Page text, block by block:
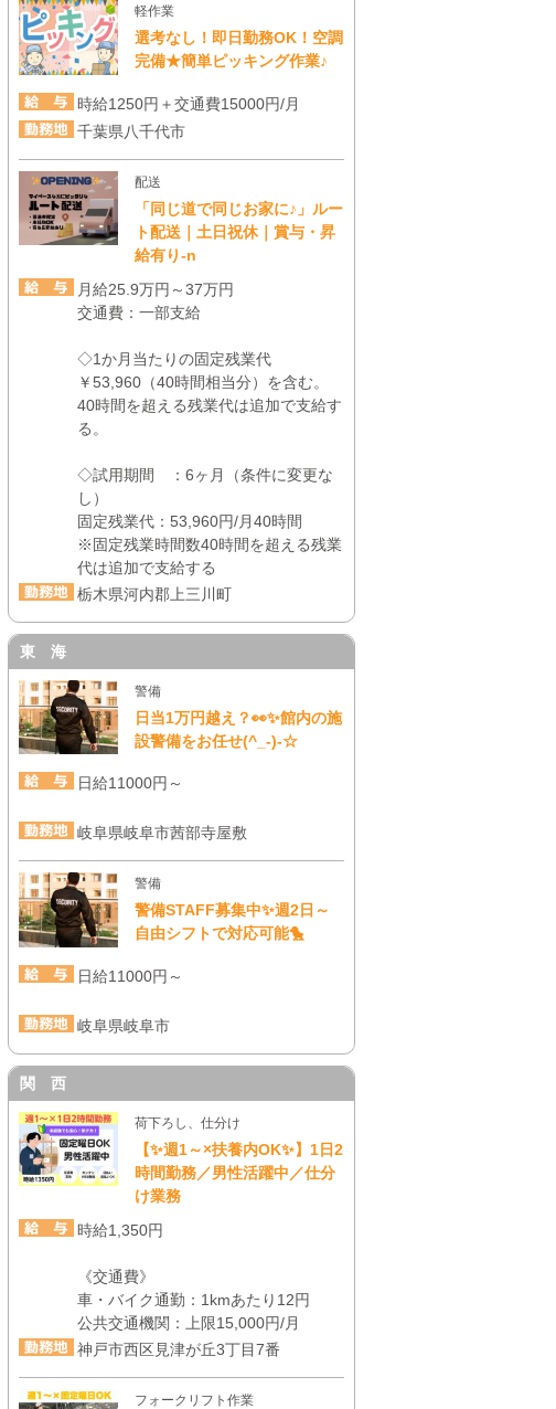
軽作業
選考なし！即日勤務OK！空調
完備★簡単ピッキング作業♪
時給1250円＋交通費15000円/月
千葉県八千代市
配送
「同じ道で同じお家に♪」ルー
ト配送｜土日祝休｜賞与・昇
給有り-n
月給25.9万円～37万円
交通費：一部支給
◇1か月当たりの固定残業代
￥53,960（40時間相当分）を含む。
40時間を超える残業代は追加で支給す
る。
◇試用期間 ：6ヶ月（条件に変更な
し）
固定残業代：53,960円/月40時間
※固定残業時間数40時間を超える残業
代は追加で支給する
栃木県河内郡上三川町
東 海
警備
日当1万円越え？👀✨館内の施
設警備をお任せ(^_-)-☆
日給11000円～
岐阜県岐阜市茜部寺屋敷
警備
警備STAFF募集中✨週2日～
自由シフトで対応可能🐤
日給11000円～
岐阜県岐阜市
関 西
荷下ろし、仕分け
【✨週1～×扶養内OK✨】1日2
時間勤務／男性活躍中／仕分
け業務
時給1,350円
《交通費》
車・バイク通勤：1kmあたり12円
公共交通機関：上限15,000円/月
神戸市西区見津が丘3丁目7番
フォークリフト作業